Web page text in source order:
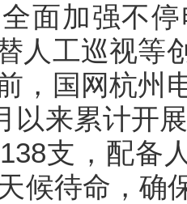
面加强不
人工巡视等
，国网杭州
以来累计开
支，配备
候待命，确